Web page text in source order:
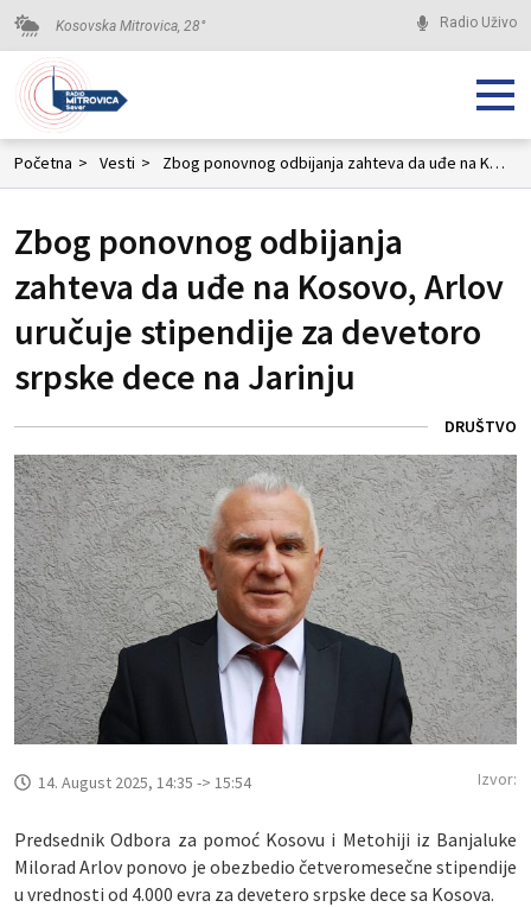
Kosovska Mitrovica, 28° Radio Uživo
Početna > Vesti > Zbog ponovnog odbijanja zahteva da uđe na Kosovo, Arlov uručuje stipendije za devetoro srpske dece na Jarinju
Zbog ponovnog odbijanja
zahteva da uđe na Kosovo, Arlov
uručuje stipendije za devetoro
srpske dece na Jarinju
DRUŠTVO
14. August 2025, 14:35 -> 15:54 Izvor:
Predsednik Odbora za pomoć Kosovu i Metohiji iz Banjaluke
Milorad Arlov ponovo je obezbedio četveromesečne stipendije
u vrednosti od 4.000 evra za devetero srpske dece sa Kosova.